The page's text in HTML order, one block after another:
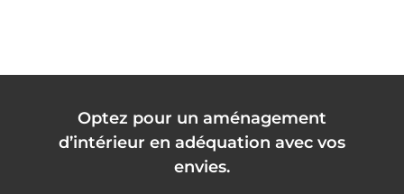
Optez pour un aménagement
d’intérieur en adéquation avec vos
envies.